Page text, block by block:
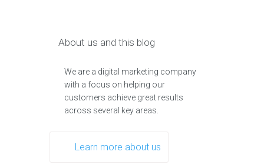
About us and this blog
We are a digital marketing company
with a focus on helping our
customers achieve great results
across several key areas.
Learn more about us